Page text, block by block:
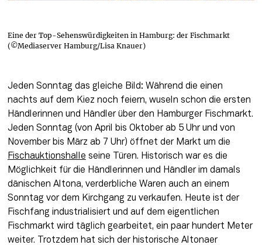
Eine der Top-Sehenswürdigkeiten in Hamburg: der Fischmarkt
(©Mediaserver Hamburg/Lisa Knauer)
Jeden Sonntag das gleiche Bild: Während die einen
nachts auf dem Kiez noch feiern, wuseln schon die ersten
Händlerinnen und Händler über den Hamburger Fischmarkt.
Jeden Sonntag (von April bis Oktober ab 5 Uhr und von
Fischauktionshalle seine Türen. Historisch war es die
Möglichkeit für die Händlerinnen und Händler im damals
dänischen Altona, verderbliche Waren auch an einem
Sonntag vor dem Kirchgang zu verkaufen. Heute ist der
Fischfang industrialisiert und auf dem eigentlichen
Fischmarkt wird täglich gearbeitet, ein paar hundert Meter
weiter. Trotzdem hat sich der historische Altonaer